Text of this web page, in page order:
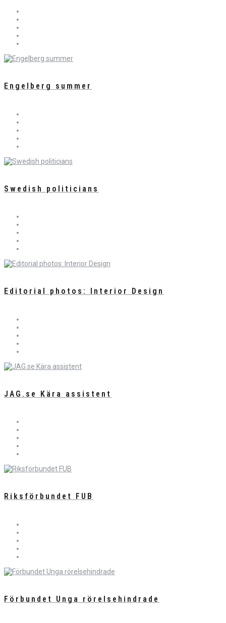
Engelberg summer
Swedish politicians
Editorial photos: Interior Design
JAG.se Kära assistent
Riksförbundet FUB
Förbundet Unga rörelsehindrade